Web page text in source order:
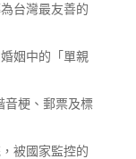
台灣最友善的
姻中的「單親
音梗、郵票及標
被國家監控的